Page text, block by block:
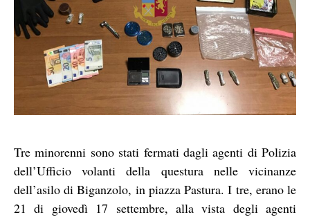
Tre minorenni sono stati fermati dagli agenti di Polizia
dell’Ufficio volanti della questura nelle vicinanze
dell’asilo di Biganzolo, in piazza Pastura. I tre, erano le
21 di giovedì 17 settembre, alla vista degli agenti